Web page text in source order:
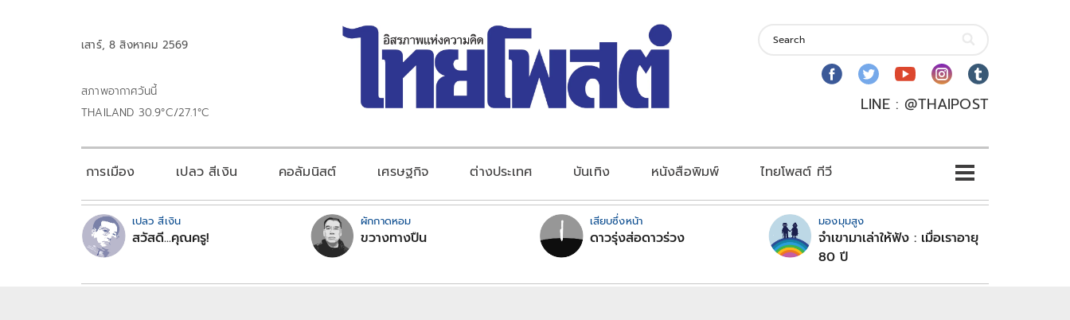
เสาร์, 8 สิงหาคม 2569
สภาพอากาศวันนี้
THAILAND 30.9°C/27.1°C
LINE : @THAIPOST
การเมือง เปลว สีเงิน คอลัมนิสต์ เศรษฐกิจ ต่างประเทศ บันเทิง หนังสือพิมพ์ ไทยโพสต์ ทีวี
เปลว สีเงิน
สวัสดี...คุณครู!
ผักกาดหอม
ขวางทางปืน
เสียบซึ่งหน้า
ดาวรุ่งส่อดาวร่วง
มองมุมสูง
จำเขามาเล่าให้ฟัง : เมื่อเราอายุ
80 ปี